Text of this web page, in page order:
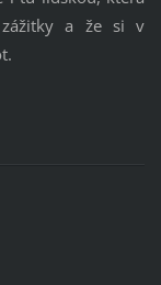
itky a že siv